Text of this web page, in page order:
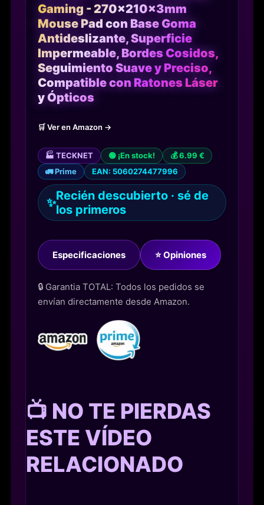
Gaming - 270x210x3mm
Mouse Pad con Base Goma
Antideslizante, Superficie
Impermeable, Bordes Cosidos,
Seguimiento Suave y Preciso,
Compatible con Ratones Láser
y Ópticos
🛒 Ver en Amazon →
🏭 TECKNET 🟢 ¡En stock!
💰 6.99 €
🚛 Prime
EAN: 5060274477996
✨Recién descubierto · sé de
los primeros
Especificaciones ⭐ Opiniones
🔒 Garantia TOTAL: Todos los pedidos se
envían directamente desde Amazon.
📺 NO TE PIERDAS
ESTE VÍDEO
RELACIONADO